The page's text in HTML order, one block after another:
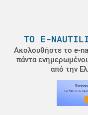
ΤΟ E-
Ακολουθήστε το e-
πάντα ενημερωμένοι
από την